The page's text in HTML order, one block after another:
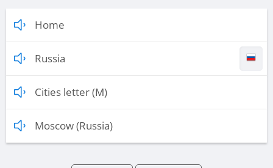
Home
Russia
Cities letter (M)
Moscow (Russia)